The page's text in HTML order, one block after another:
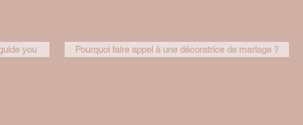
you Pourquoi faire appel à une décoratrice de mariage ?